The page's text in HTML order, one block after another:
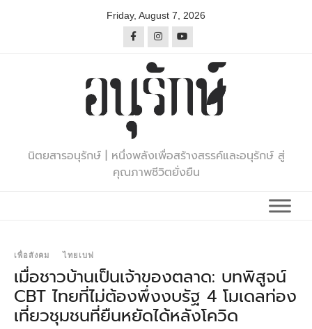
Friday, August 7, 2026
นิตยสารอนุรักษ์ | หนึ่งพลังเพื่อสร้างสรรค์และอนุรักษ์ สู่
คุณภาพชีวิตยั่งยืน
เพื่อสังคม ไทยเบฟ
เมื่อชาวบ้านเป็นเจ้าของตลาด: บทพิสูจน์
CBT ไทยที่ไม่ต้องพึ่งงบรัฐ 4 โมเดลท่อง
เที่ยวชุมชนที่ยืนหยัดได้หลังโควิด